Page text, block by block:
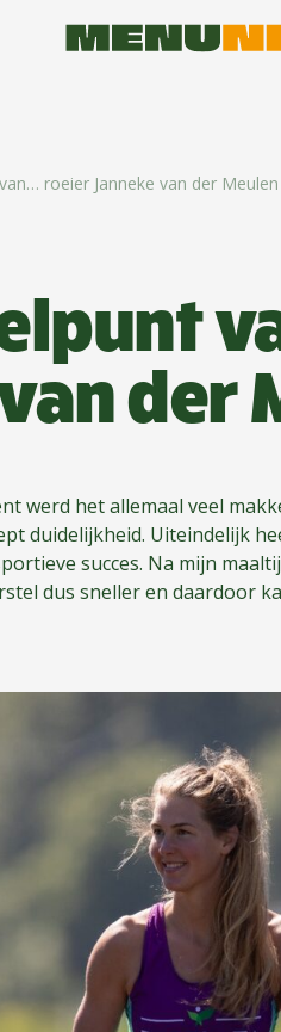
roeier Janneke van der Meulen
der
werd het allemaal veel
duidelijkheid. Uiteindelijk
succes. Na mijn
dus sneller en daardoor